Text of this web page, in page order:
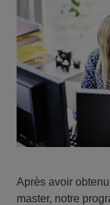
Après avoir
master, notre